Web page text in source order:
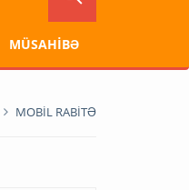
MÜSAHİBƏ
MOBİL RABİTƏ